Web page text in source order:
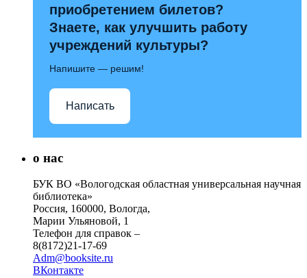
приобретением билетов?
Знаете, как улучшить работу
учреждений культуры?
Напишите — решим!
Написать
о нас
БУК ВО «Вологодская областная универсальная научная
библиотека»
Россия, 160000, Вологда,
Марии Ульяновой, 1
Телефон для справок –
8(8172)21-17-69
Adm@booksite.ru
ВКонтакте